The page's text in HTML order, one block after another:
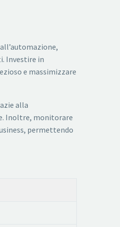
Investire in
e massimizzare
alla
Inoltre, monitorare
permettendo